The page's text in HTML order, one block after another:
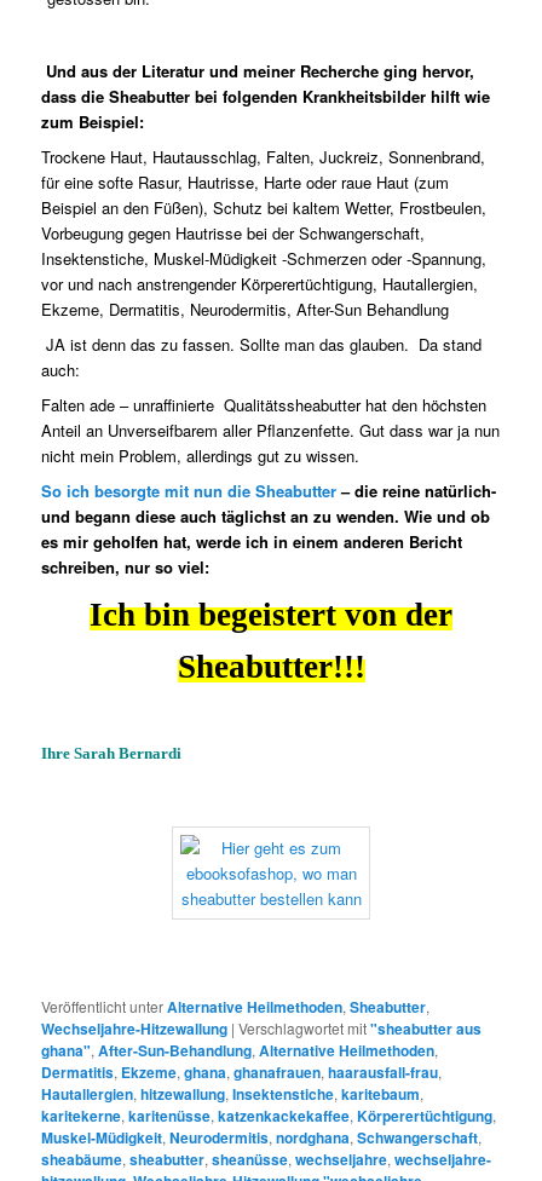
Und aus der Literatur und meiner Recherche ging hervor,
dass dieSheabutter bei folgenden Krankheitsbilder hilft wie
zum Beispiel:
Trockene Haut, Hautausschlag, Falten, Juckreiz, Sonnenbrand,
für eine softe Rasur, Hautrisse, Harte oder raue Haut (zum
Beispiel an den Füßen), Schutz bei kaltem Wetter, Frostbeulen,
Vorbeugung gegen Hautrisse bei der Schwangerschaft,
Insektenstiche, Muskel-Müdigkeit -Schmerzen oder -Spannung,
vor und nach anstrengender Körperertüchtigung, Hautallergien,
Ekzeme, Dermatitis, Neurodermitis, After-Sun Behandlung
JA ist denn das zu fassen. Sollte man das glauben. Da stand
auch:
Falten ade – unraffinierte Qualitätssheabutter hat den höchsten
Anteil an Unverseifbarem aller Pflanzenfette. Gut dass war ja nun
nicht mein Problem, allerdings gut zu wissen.
So ich besorgte mit nun die Sheabutter– die reine natürlich-
und begann diese auch täglichst an zu wenden. Wie und ob
es mir geholfen hat, werde ich in einem anderen Bericht
schreiben, nur so viel:
Ich bin begeistert von der
Sheabutter!!!
Ihre Sarah Bernardi
Veröffentlicht unterAlternative Heilmethoden,Sheabutter,
Wechseljahre-Hitzewallung |Verschlagwortet mit"sheabutter aus
ghana",After-Sun-Behandlung,Alternative Heilmethoden,
Dermatitis, Ekzeme,ghana,ghanafrauen,haarausfall-frau,
Hautallergien,hitzewallung,Insektenstiche,karitebaum,
karitekerne,karitenüsse,katzenkackekaffee,Körperertüchtigung,
Muskel-Müdigkeit,Neurodermitis,nordghana,Schwangerschaft,
sheabäume,sheabutter,sheanüsse,wechseljahre,wechseljahre-